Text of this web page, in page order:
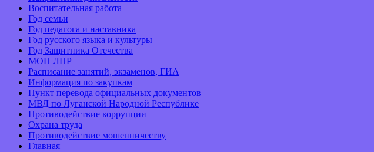
Воспитательная работа
Год семьи
Год педагога и наставника
Год русского языка и культуры
Год Защитника Отечества
МОН ЛНР
Расписание занятий, экзаменов, ГИА
Информация по закупкам
Пункт перевода официальных документов
МВД по Луганской Народной Республике
Противодействие коррупции
Охрана труда
Противодействие мошенничеству
Главная